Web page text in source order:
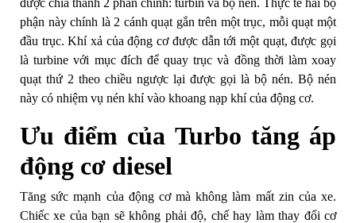
phận này chính là 2 cánh quạt gắn trên một trục, mỗi quạt một
đầu trục. Khí xả của động cơ được dẫn tới một quạt, được gọi
là turbine với mục đích để quay trục và đồng thời làm xoay
quạt thứ 2 theo chiều ngược lại được gọi là bộ nén. Bộ nén
này có nhiệm vụ nén khí vào khoang nạp khí của động cơ.
Ưu điểm của Turbo tăng áp
động cơ diesel
Tăng sức mạnh của động cơ mà không làm mất zin của xe.
Chiếc xe của bạn sẽ không phải độ, chế hay làm thay đổi cơ